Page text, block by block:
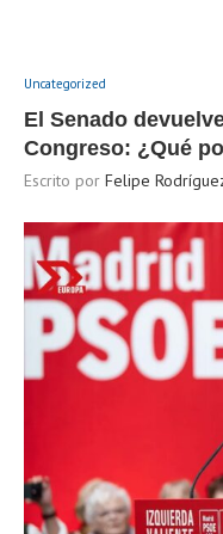
Uncategorized
El Senado
Congreso: ¿Qué
Escrito por Felipe